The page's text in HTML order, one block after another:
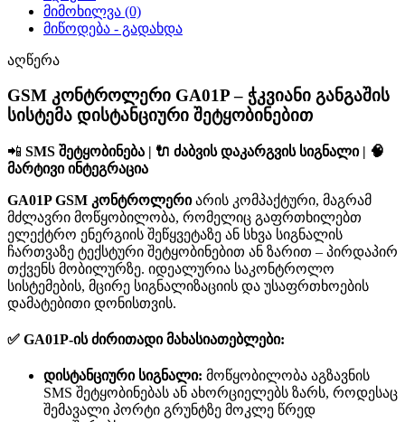
მიმოხილვა (0)
მიწოდება - გადახდა
აღწერა
GSM კონტროლერი GA01P – ჭკვიანი განგაშის
სისტემა დისტანციური შეტყობინებით
📲 SMS შეტყობინება | 🔌 ძაბვის დაკარგვის სიგნალი | 🧠
მარტივი ინტეგრაცია
GA01P GSM კონტროლერიარის კომპაქტური, მაგრამ
მძლავრი მოწყობილობა, რომელიც გაფრთხილებთ
ელექტრო ენერგიის შეწყვეტაზე ან სხვა სიგნალის
ჩართვაზე ტექსტური შეტყობინებით ან ზარით – პირდაპირ
თქვენს მობილურზე. იდეალურია საკონტროლო
სისტემების, მცირე სიგნალიზაციის და უსაფრთხოების
დამატებითი დონისთვის.
✅ GA01P-ის ძირითადი მახასიათებლები:
დისტანციური სიგნალი: მოწყობილობა აგზავნის
SMS შეტყობინებას ან ახორციელებს ზარს, როდესაც
შემავალი პორტი გრუნტზე მოკლე წრედ